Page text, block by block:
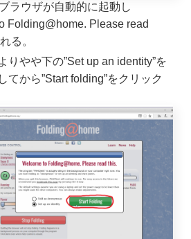
ラウザが自動的に起動し
Folding@home. Please read
る。
りやや下の”Set up an identity”を
てから”Start folding”をクリック